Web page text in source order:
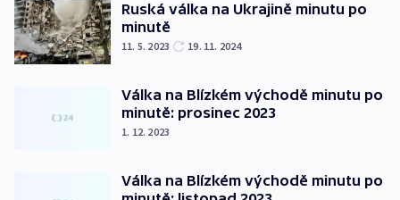
Ruská válka na Ukrajině minutu po
minutě
11. 5. 2023 19. 11. 2024
Válka na Blízkém východě minutu po
minutě: prosinec 2023
1. 12. 2023
Válka na Blízkém východě minutu po